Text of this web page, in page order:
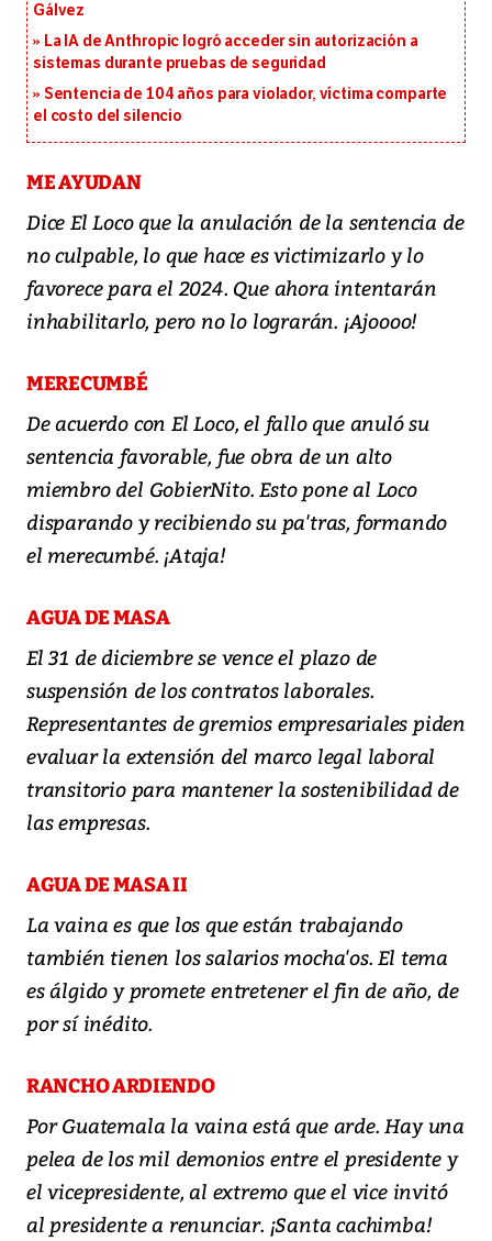
Gálvez
La IA de Anthropic logró acceder sin autorización a
sistemas durante pruebas de seguridad
Sentencia de 104 años para violador, víctima comparte
el costo del silencio
ME AYUDAN
Dice El Loco que la anulación de la sentencia de
no culpable, lo que hace es victimizarlo y lo
favorece para el 2024. Que ahora intentarán
inhabilitarlo, pero no lo lograrán. ¡Ajoooo!
MERECUMBÉ
De acuerdo con El Loco, el fallo que anuló su
sentencia favorable, fue obra de un alto
miembro del GobierNito. Esto pone al Loco
disparando y recibiendo su pa'tras, formando
el merecumbé. ¡Ataja!
AGUA DE MASA
El 31 de diciembre se vence el plazo de
suspensión de los contratos laborales.
Representantes de gremios empresariales piden
evaluar la extensión del marco legal laboral
transitorio para mantener la sostenibilidad de
las empresas.
AGUA DE MASA II
La vaina es que los que están trabajando
también tienen los salarios mocha'os. El tema
es álgido y promete entretener el fin de año, de
por sí inédito.
RANCHO ARDIENDO
Por Guatemala la vaina está que arde. Hay una
pelea de los mil demonios entre el presidente y
el vicepresidente, al extremo que el vice invitó
al presidente a renunciar. ¡Santa cachimba!